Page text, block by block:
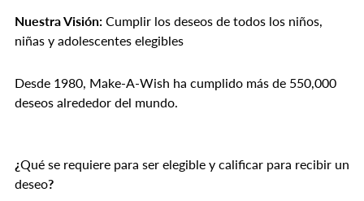
Nuestra Visión:Cumplir los deseos de todos los niños,
niñas y adolescentes elegibles
Desde 1980, Make-A-Wish ha cumplido más de 550,000
deseos alrededor del mundo.
¿Qué se requiere para ser elegible y calificar para recibir un
deseo?